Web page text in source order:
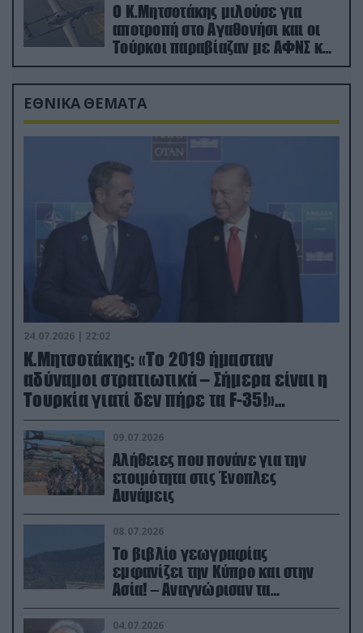
Ο Κ.Μητσοτάκης μιλούσε για
αποτροπή στο Αγαθονήσι και οι
Τούρκοι παραβίαζαν με ΑΦΝΣ και
drone
ΕΘΝΙΚΑ ΘΕΜΑΤΑ
24.07.2026 | 22:02
Κ.Μητσοτάκης: «Το 2019 ήμασταν
αδύναμοι στρατιωτικά – Σήμερα είναι η
Τουρκία γιατί δεν πήρε τα F-35!»
(βίντεο)
09.07.2026
Αλήθειες που πονάνε για την
ετοιμότητα στις Ένοπλες
Δυνάμεις
08.07.2026
Το βιβλίο γεωγραφίας
εμφανίζει την Κύπρο και στην
Ασία! – Αναγνώρισαν τα
κατεχόμενα; (φωτο)
04.07.2026